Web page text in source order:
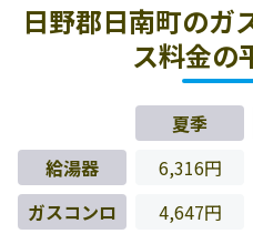
日野郡日南町のガ
ス料金の
夏季
給湯器
6,316円
ガスコンロ
4,647円